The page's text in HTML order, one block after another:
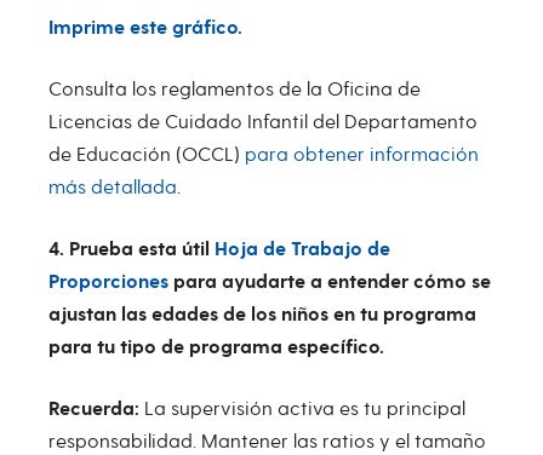
Imprime este gráfico.
Consulta los reglamentos de la Oficina de
Licencias de Cuidado Infantil del Departamento
de Educación (OCCL) para obtener información
más detallada.
4. Prueba esta útil Hoja de Trabajo de
Proporciones para ayudarte a entender cómo se
ajustan las edades de los niños en tu programa
para tu tipo de programa específico.
Recuerda: La supervisión activa es tu principal
responsabilidad. Mantener las ratios y el tamaño